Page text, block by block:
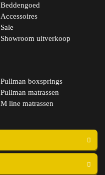
Beddengoed
Accessoires
Sale
Showroom uitverkoop
Pullman boxsprings
Pullman matrassen
M line matrassen